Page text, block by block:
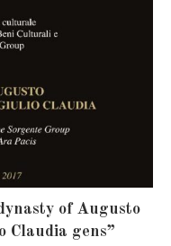
of Augusto
Claudia gens”